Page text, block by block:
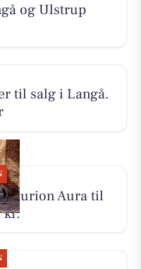
og Ulstrup
til salg i Langå.
Aura til
kr.